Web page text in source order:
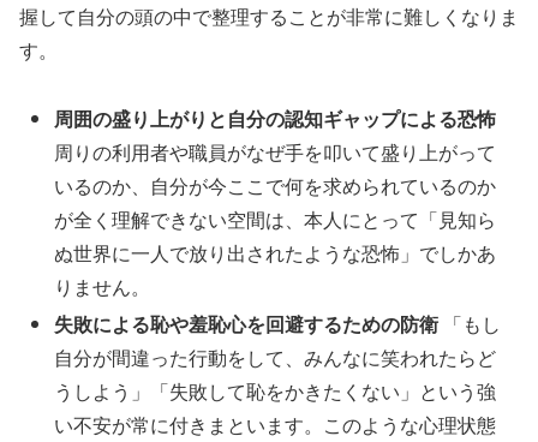
握して自分の頭の中で整理することが非常に難しくなりま
す。
周囲の盛り上がりと自分の認知ギャップによる恐怖
周りの利用者や職員がなぜ手を叩いて盛り上がって
いるのか、自分が今ここで何を求められているのか
が全く理解できない空間は、本人にとって「見知ら
ぬ世界に一人で放り出されたような恐怖」でしかあ
りません。
失敗による恥や羞恥心を回避するための防衛 「もし
自分が間違った行動をして、みんなに笑われたらど
うしよう」「失敗して恥をかきたくない」という強
い不安が常に付きまといます。このような心理状態